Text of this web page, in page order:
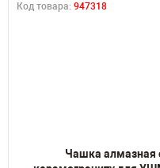
Код товара: 947318
Чашка алмазная